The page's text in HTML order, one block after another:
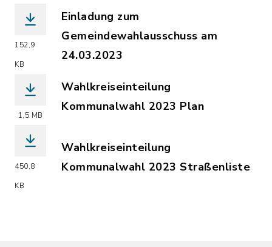
152,9
KB
Einladung zum
Gemeindewahlausschuss am
24.03.2023
1,5 MB
Wahlkreiseinteilung
Kommunalwahl 2023 Plan
450,8
KB
Wahlkreiseinteilung
Kommunalwahl 2023 Straßenliste